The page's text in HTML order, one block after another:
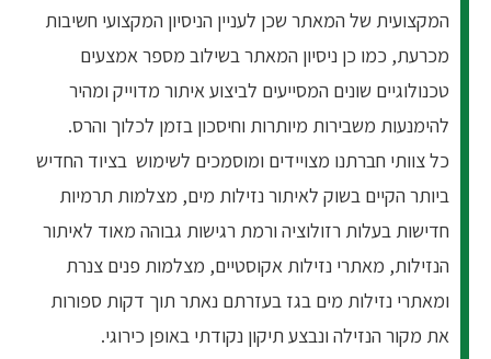
המקצועית של המאתר שכן לעניין הניסיון המקצועי חשיבות
מכרעת, כמו כן ניסיון המאתר בשילוב מספר אמצעים
טכנולוגיים שונים המסייעים לביצוע איתור מדוייק ומהיר
להימנעות משבירות מיותרות וחיסכון בזמן לכלוך והרס.
כל צוותי חברתנו מצויידים ומוסמכים לשימוש בציוד החדיש
ביותר הקיים בשוק לאיתור נזילות מים, מצלמות תרמיות
חדישות בעלות רזולוציה ורמת רגישות גבוהה מאוד לאיתור
הנזילות, מאתרי נזילות אקוסטיים, מצלמות פנים צנרת
ומאתרי נזילות מים בגז בעזרתם נאתר תוך דקות ספורות
את מקור הנזילה ונבצע תיקון נקודתי באופן כירוגי.